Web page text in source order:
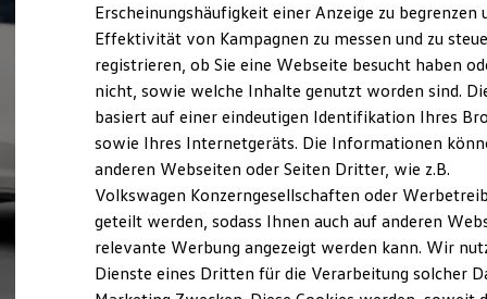
Ladezeitensimulator
Batterie
Sicherheit
Garantie und Lebensdauer
Nachhaltigkeit
Technologie
Kosten und Kauf
Verbrauchskosten
Kaufoptionen
E-Auto-Förderung
Software und Konnektivität
Die ID. Software 6
ID. Software Versionen und Updates
Digitale Extras
Schnittstellen zu Ihrem ID.
Erscheinungshäufigkeit einer Anzeige zu begrenzen
Effektivität von Kampagnen zu messen und zu
registrieren, ob Sie eine Webseite besucht haben
nicht, sowie welche Inhalte genutzt worden sind.
basiert auf einer eindeutigen Identifikation Ihres
sowie Ihres Internetgeräts. Die Informationen
anderen Webseiten oder Seiten Dritter, wie z.B.
Volkswagen Konzerngesellschaften oder
geteilt werden, sodass Ihnen auch auf anderen
relevante Werbung angezeigt werden kann. Wir
Dienste eines Dritten für die Verarbeitung solcher